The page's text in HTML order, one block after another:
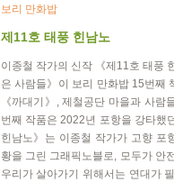
보리 만화밥
제11호 태풍 힌남노
이종철 작가의 신작 《제11호 태풍
은 사람들》이 보리 만화밥 15번째
《까대기》, 제철공단 마을과 사
번째 작품은 2022년 포항을 강타했
힌남노》는 이종철 작가가 고향 포
황을 그린 그래픽노블로, 모두가 안
우리가 살아가기 위해서는 연대가